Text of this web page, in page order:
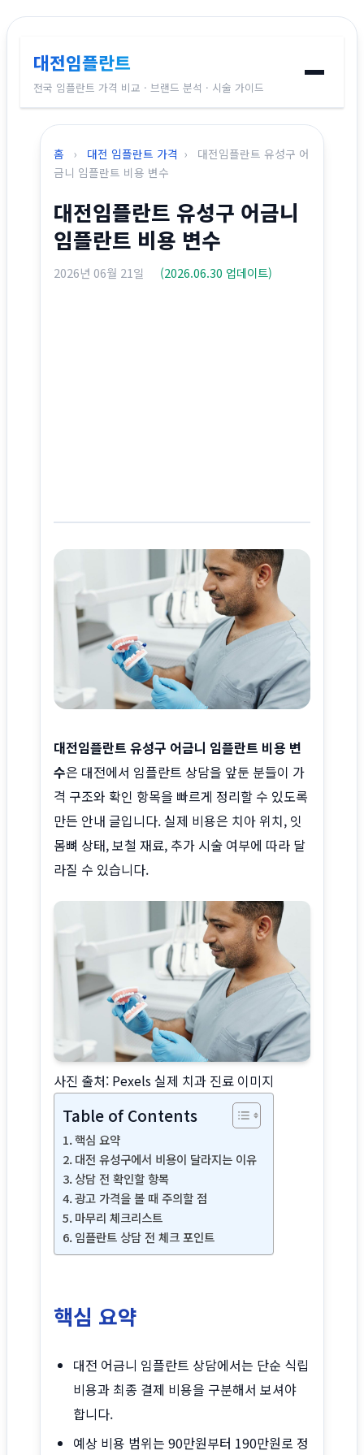
대전임플란트
전국 임플란트 가격 비교 · 브랜드 분석 · 시술 가이드
홈
임플란트 브랜드
가격 비교
홈 › 대전 임플란트 가격 ›
대전임플란트 유성구 어
금니 임플란트 비용 변수
대전임플란트 유성구 어금니
임플란트 비용 변수
2026년 06월 21일 (2026.06.30 업데이트)
대전임플란트 유성구 어금니 임플란트 비용 변
수은 대전에서 임플란트 상담을 앞둔 분들이 가
격 구조와 확인 항목을 빠르게 정리할 수 있도록
만든 안내 글입니다. 실제 비용은 치아 위치, 잇
몸뼈 상태, 보철 재료, 추가 시술 여부에 따라 달
라질 수 있습니다.
사진 출처: Pexels 실제 치과 진료 이미지
Table of Contents
핵심 요약
대전 유성구에서 비용이 달라지는 이유
상담 전 확인할 항목
광고 가격을 볼 때 주의할 점
마무리 체크리스트
임플란트 상담 전 체크 포인트
핵심 요약
대전 어금니 임플란트 상담에서는 단순 식립
비용과 최종 결제 비용을 구분해서 보셔야
합니다.
예상 비용 범위는 90만원부터 190만원로 정